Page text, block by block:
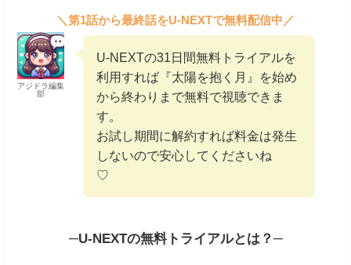
＼第1話から最終話をU-NEXTで無料配信中／
アジドラ編集
部
U-NEXTの31日間無料トライアルを
利用すれば『太陽を抱く月』を始め
から終わりまで無料で視聴できま
す。
お試し期間に解約すれば料金は発生
しないので安心してくださいね
♡
─U-NEXTの無料トライアルとは？ ─